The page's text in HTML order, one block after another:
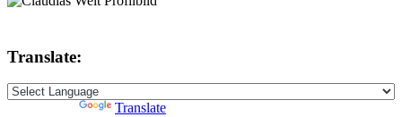
Translate:
Translate